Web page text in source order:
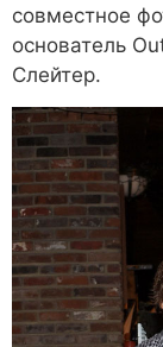
совместное
основатель
Слейтер.